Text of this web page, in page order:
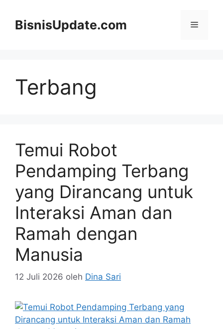
BisnisUpdate.com Menu
Terbang
Temui Robot
Pendamping Terbang
yang Dirancang untuk
Interaksi Aman dan
Ramah dengan
Manusia
12 Juli 2026 oleh Dina Sari